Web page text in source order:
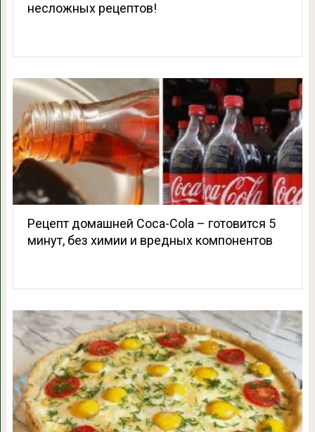
несложных рецептов!
Рецепт домашней Coca-Cola – готовится 5
минут, без химии и вредных компонентов